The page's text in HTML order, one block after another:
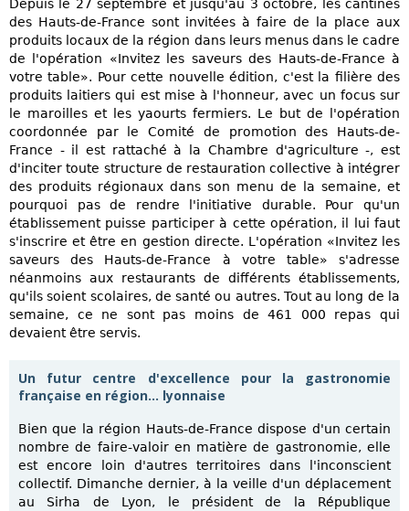
Depuis le 27 septembre et jusqu'au 3 octobre, les cantines
des Hauts-de-France sont invitées à faire de la place aux
produits locaux de la région dans leurs menus dans le cadre
de l'opération «Invitez les saveurs des Hauts-de-France à
votre table». Pour cette nouvelle édition, c'est la filière des
produits laitiers qui est mise à l'honneur, avec un focus sur
le maroilles et les yaourts fermiers. Le but de l'opération
coordonnée par le Comité de promotion des Hauts-de-
France - il est rattaché à la Chambre d'agriculture -, est
d'inciter toute structure de restauration collective à intégrer
des produits régionaux dans son menu de la semaine, et
pourquoi pas de rendre l'initiative durable. Pour qu'un
établissement puisse participer à cette opération, il lui faut
s'inscrire et être en gestion directe. L'opération «Invitez les
saveurs des Hauts-de-France à votre table» s'adresse
néanmoins aux restaurants de différents établissements,
qu'ils soient scolaires, de santé ou autres. Tout au long de la
semaine, ce ne sont pas moins de 461 000 repas qui
devaient être servis.
Un futur centre d'excellence pour la gastronomie
française en région... lyonnaise
Bien que la région Hauts-de-France dispose d'un certain
nombre de faire-valoir en matière de gastronomie, elle
est encore loin d'autres territoires dans l'inconscient
collectif. Dimanche dernier, à la veille d'un déplacement
au Sirha de Lyon, le président de la République